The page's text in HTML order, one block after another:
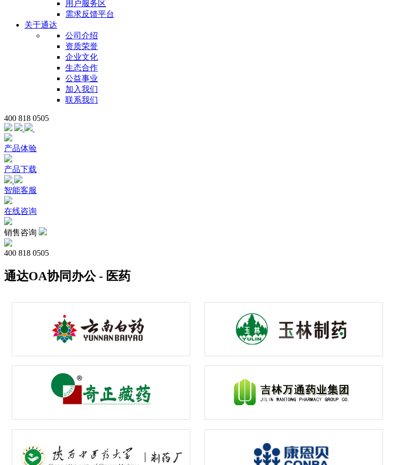
用户服务区
需求反馈平台
关于通达
公司介绍
资质荣誉
企业文化
生态合作
公益事业
加入我们
联系我们
400 818 0505
产品体验
产品下载
智能客服
在线咨询
销售咨询
400 818 0505
通达OA协同办公 - 医药